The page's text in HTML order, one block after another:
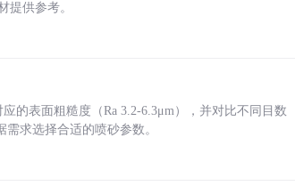
提供参考。
的表面粗糙度（Ra 3.2-6.3μm），并对比不同目数
求选择合适的喷砂参数。